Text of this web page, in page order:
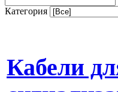
Категория
Кабели